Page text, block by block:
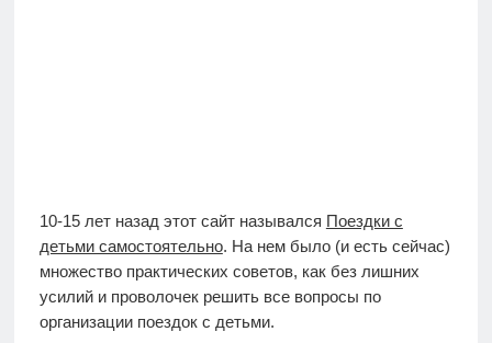
10-15 лет назад этот сайт назывался Поездки с
детьми самостоятельно. На нем было (и есть сейчас)
множество практических советов, как без лишних
усилий и проволочек решить все вопросы по
организации поездок с детьми.